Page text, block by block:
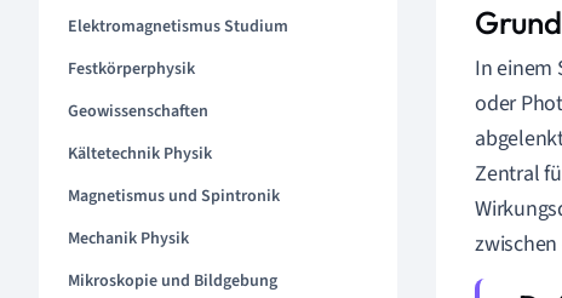
Elektromagnetismus Studium
Festkörperphysik
Geowissenschaften
Kältetechnik Physik
Magnetismus und Spintronik
Mechanik Physik
Mikroskopie und Bildgebung
In einem
oder
Zentral